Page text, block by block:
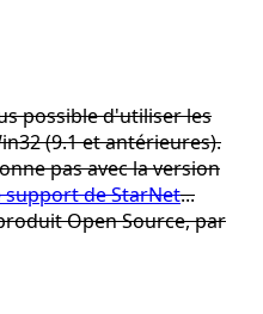
possible d'utiliser les
(9.1 et antérieures).
pas avec la version
support de StarNet...
Open Source, par